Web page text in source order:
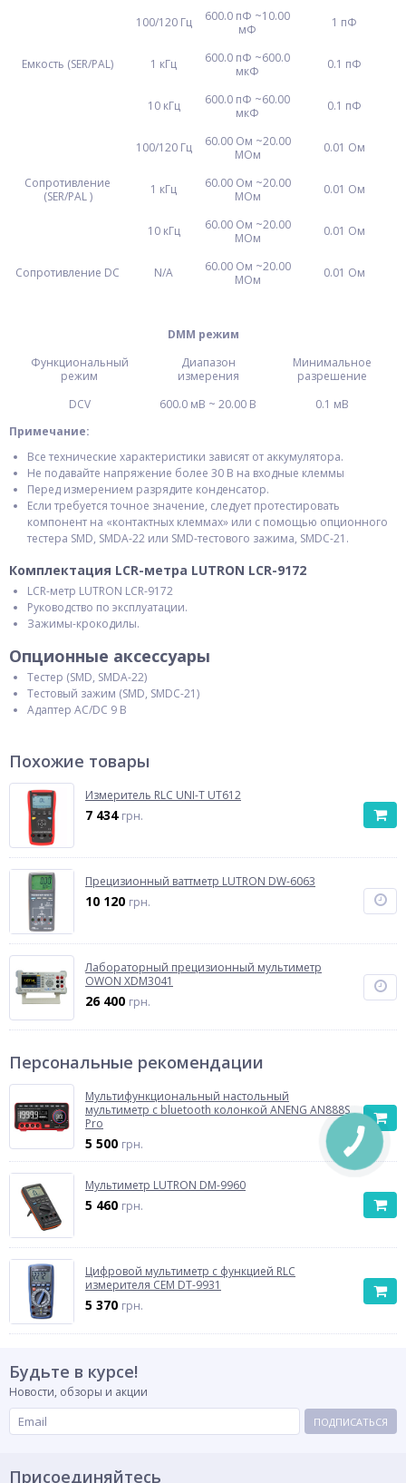
Емкость (SER/PAL)
100/120 Гц
600.0 пФ ~10.00
мФ
1 пФ
1 кГц
600.0 пФ ~600.0
мкФ
0.1 пФ
10 кГц
600.0 пФ ~60.00
мкФ
0.1 пФ
Сопротивление
(SER/PAL )
100/120 Гц
60.00 Ом ~20.00
MОм
0.01 Ом
1 кГц
60.00 Ом ~20.00
MОм
0.01 Ом
10 кГц
60.00 Ом ~20.00
MОм
0.01 Ом
Сопротивление DC N/A
60.00 Ом ~20.00
MОм
0.01 Ом
DMM режим
Функциональный
режим
Диапазон
измерения
Минимальное
разрешение
DCV
600.0 мВ ~ 20.00 В
0.1 мВ
Примечание:
Все технические характеристики зависят от аккумулятора.
Не подавайте напряжение более 30 В на входные клеммы
Перед измерением разрядите конденсатор.
Если требуется точное значение, следует протестировать
компонент на «контактных клеммах» или с помощью опционного
тестера SMD, SMDA-22 или SMD-тестового зажима, SMDC-21.
Комплектация LCR-метра LUTRON LCR-9172
LCR-метр LUTRON LCR-9172
Руководство по эксплуатации.
Зажимы-крокодилы.
Опционные аксессуары
Тестер (SMD, SMDA-22)
Тестовый зажим (SMD, SMDC-21)
Адаптер AC/DC 9 В
Похожие товары
Измеритель RLC UNI-T UT612
7 434 грн.
Прецизионный ваттметр LUTRON DW-6063
10 120 грн.
Лабораторный прецизионный мультиметр
OWON XDM3041
26 400 грн.
Персональные рекомендации
Мультифункциональный настольный
мультиметр с bluetooth колонкой ANENG AN888S
Pro
5 500 грн.
Мультиметр LUTRON DM-9960
5 460 грн.
Цифровой мультиметр c функцией RLC
измерителя СЕМ DT-9931
5 370 грн.
Будьте в курсе!
Новости, обзоры и акции
ПОДПИСАТЬСЯ
Присоединяйтесь